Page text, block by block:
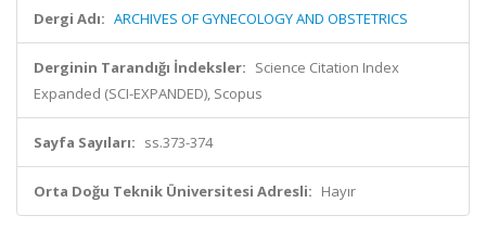
Dergi Adı: ARCHIVES OF GYNECOLOGY AND OBSTETRICS
Derginin Tarandığı İndeksler: Science Citation Index
Expanded (SCI-EXPANDED), Scopus
Sayfa Sayıları: ss.373-374
Orta Doğu Teknik Üniversitesi Adresli: Hayır